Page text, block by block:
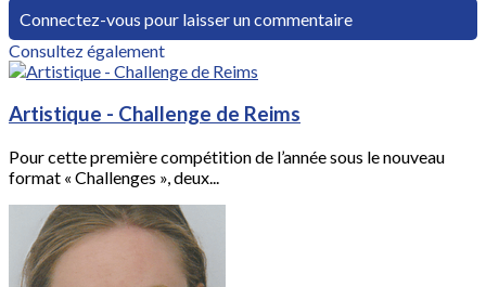
Connectez-vous pour laisser un commentaire
Consultez également
Artistique - Challenge de Reims
Pour cette première compétition de l’année sous le nouveau
format « Challenges », deux...